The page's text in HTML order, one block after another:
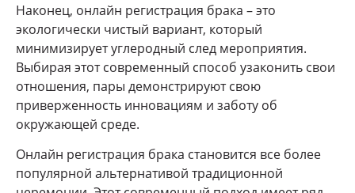
Наконец, онлайн регистрация брака – это
экологически чистый вариант, который
минимизирует углеродный след мероприятия.
Выбирая этот современный способ узаконить свои
отношения, пары демонстрируют свою
приверженность инновациям и заботу об
окружающей среде.
Онлайн регистрация брака становится все более
популярной альтернативой традиционной